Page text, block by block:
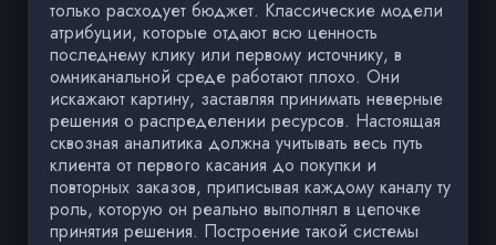
только расходует бюджет. Классические модели
атрибуции, которые отдают всю ценность
последнему клику или первому источнику, в
омниканальной среде работают плохо. Они
искажают картину, заставляя принимать неверные
решения о распределении ресурсов. Настоящая
сквозная аналитика должна учитывать весь путь
клиента от первого касания до покупки и
повторных заказов, приписывая каждому каналу ту
роль, которую он реально выполнял в цепочке
принятия решения. Построение такой системы